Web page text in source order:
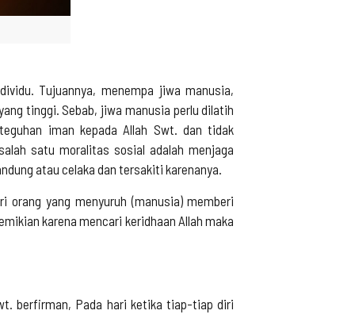
Tujuannya, menempa jiwa manusia,
tinggi. Sebab, jiwa manusia perlu dilatih
iman kepada Allah Swt. dan tidak
satu moralitas sosial adalah menjaga
atau celaka dan tersakiti karenanya.
orang yang menyuruh (manusia) memberi
karena mencari keridhaan Allah maka
berfirman, Pada hari ketika tiap-tiap diri